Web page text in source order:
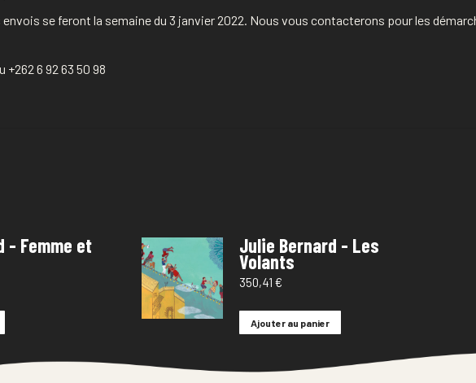
se feront la semaine du 3 janvier 2022. Nous vous contacterons pour les
6 92 63 50 98
- Femme et Julie Bernard - Les
Volants
350,41 €
Ajouter au panier